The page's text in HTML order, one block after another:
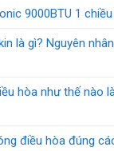
9000BTU 1
là gì? Nguyên
hòa như thế nào
điều hòa đúng